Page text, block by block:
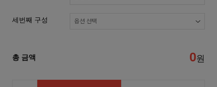
세번째 구성
총 금액 0원